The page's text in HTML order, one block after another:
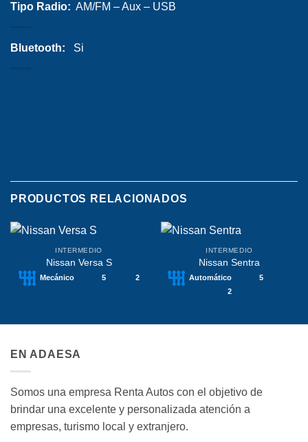
Tipo Radio: AM/FM – Aux – USB
Bluetooth: Si
PRODUCTOS RELACIONADOS
INTERMEDIO
Nissan Versa S
Mecánico 5 2
INTERMEDIO
Nissan Sentra
Automático
5
2
EN ADAESA
Somos una empresa Renta Autos con el objetivo de
brindar una excelente y personalizada atención a
empresas, turismo local y extranjero.